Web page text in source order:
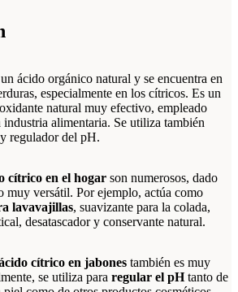
ácido orgánico natural y se encuentra en
especialmente en los cítricos. Es un
natural muy efectivo, empleado
alimentaria. Se utiliza también
regulador del pH.
cítrico en el hogar son numerosos, dado
muy versátil. Por ejemplo, actúa como
lavavajillas, suavizante para la colada,
desatascador y conservante natural.
cítrico en jabones también es muy
se utiliza para regular el pHtanto de